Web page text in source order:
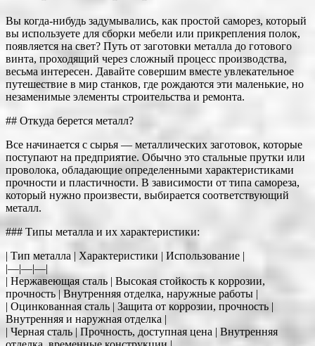
Вы когда-нибудь задумывались, как простой саморез, который
вы используете для сборки мебели или прикрепления полок,
появляется на свет? Путь от заготовки металла до готового
винта, проходящий через сложный процесс производства,
весьма интересен. Давайте совершим вместе увлекательное
путешествие в мир станков, где рождаются эти маленькие, но
незаменимые элементы строительства и ремонта.
## Откуда берется металл?
Все начинается с сырья — металлических заготовок, которые
поступают на предприятие. Обычно это стальные прутки или
проволока, обладающие определенными характеристиками
прочности и пластичности. В зависимости от типа самореза,
который нужно произвести, выбирается соответствующий
металл.
### Типы металла и их характеристики:
| Тип металла | Характеристики | Использование |
|—|—|—|
| Нержавеющая сталь | Высокая стойкость к коррозии,
прочность | Внутренняя отделка, наружные работы |
| Оцинкованная сталь | Защита от коррозии, прочность |
Внутренняя и наружная отделка |
| Черная сталь | Прочность, доступная цена | Внутренняя